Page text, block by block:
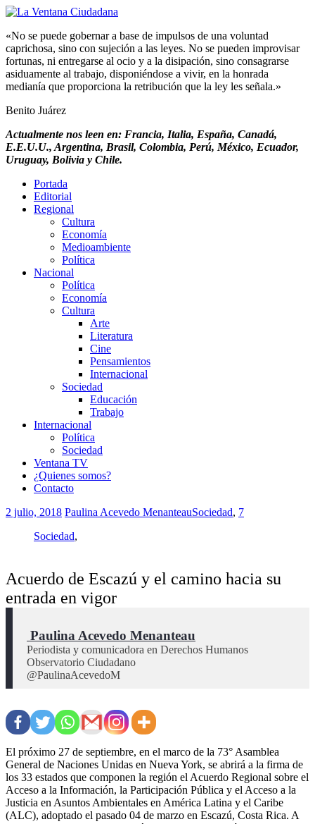
«No se puede gobernar a base de impulsos de una voluntad
caprichosa, sino con sujeción a las leyes. No se pueden improvisar
fortunas, ni entregarse al ocio y a la disipación, sino consagrarse
asiduamente al trabajo, disponiéndose a vivir, en la honrada
medianía que proporciona la retribución que la ley les señala.»
Benito Juárez
Actualmente nos leen en: Francia, Italia, España, Canadá,
E.E.U.U., Argentina, Brasil, Colombia, Perú, México, Ecuador,
Uruguay, Bolivia y Chile.
Portada
Editorial
Regional
Cultura
Economía
Medioambiente
Política
Nacional
Política
Economía
Cultura
Arte
Literatura
Cine
Pensamientos
Internacional
Sociedad
Educación
Trabajo
Internacional
Política
Sociedad
Ventana TV
¿Quienes somos?
Contacto
2 julio, 2018 Paulina Acevedo MenanteauSociedad, 7
Sociedad,
Acuerdo de Escazú y el camino hacia su
entrada en vigor
Paulina Acevedo Menanteau
Periodista y comunicadora en Derechos Humanos
Observatorio Ciudadano
@PaulinaAcevedoM
El próximo 27 de septiembre, en el marco de la 73° Asamblea
General de Naciones Unidas en Nueva York, se abrirá a la firma de
los 33 estados que componen la región el Acuerdo Regional sobre el
Acceso a la Información, la Participación Pública y el Acceso a la
Justicia en Asuntos Ambientales en América Latina y el Caribe
(ALC), adoptado el pasado 04 de marzo en Escazú, Costa Rica. A